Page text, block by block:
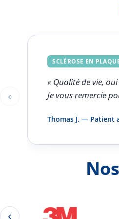
‹
SCLÉROSE EN
« Qualité de vie,
Je vous remercie
Thomas J. — Patient
Éléments 1 à 1 sur 5
‹